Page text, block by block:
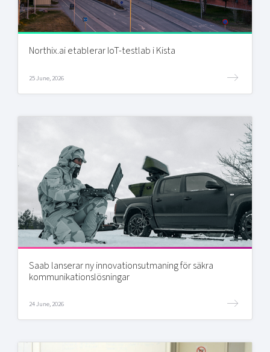
Northix.ai etablerar IoT-testlab i Kista
25 June, 2026
Saab lanserar ny innovationsutmaning för säkra
kommunikationslösningar
24 June, 2026